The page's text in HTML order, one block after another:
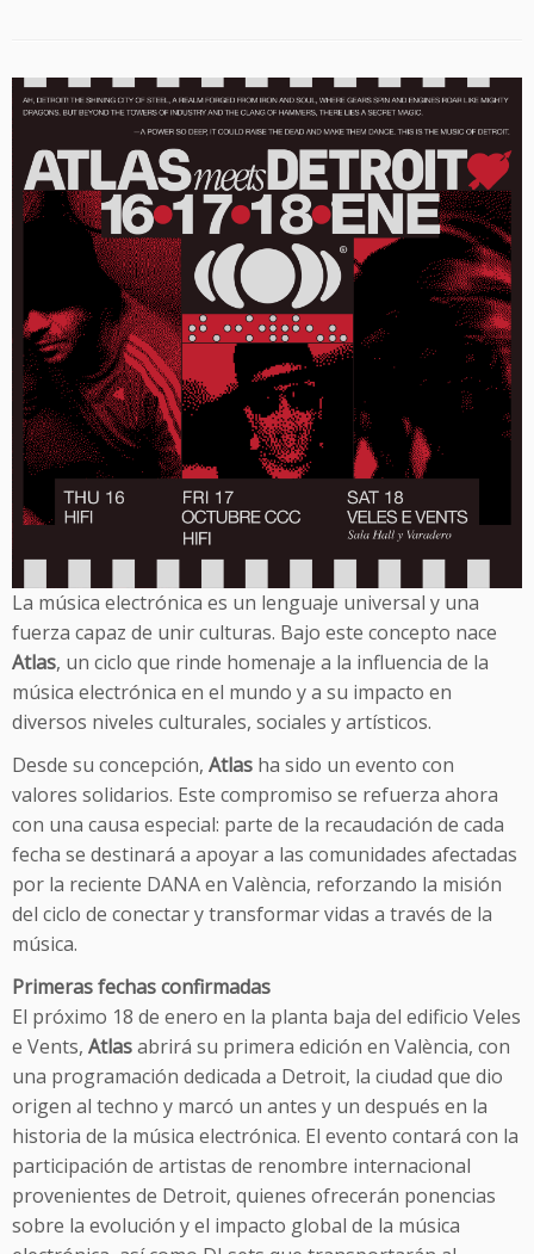
La música electrónica es un lenguaje universal y una
fuerza capaz de unir culturas. Bajo este concepto nace
Atlas, un ciclo que rinde homenaje a la influencia de la
música electrónica en el mundo y a su impacto en
diversos niveles culturales, sociales y artísticos.
Desde su concepción, Atlas ha sido un evento con
valores solidarios. Este compromiso se refuerza ahora
con una causa especial: parte de la recaudación de cada
fecha se destinará a apoyar a las comunidades afectadas
por la reciente DANA en València, reforzando la misión
del ciclo de conectar y transformar vidas a través de la
música.
Primeras fechas confirmadas
El próximo 18 de enero en la planta baja del edificio Veles
e Vents, Atlasabrirá su primera edición en València, con
una programación dedicada a Detroit, la ciudad que dio
origen al techno y marcó un antes y un después en la
historia de la música electrónica. El evento contará con la
participación de artistas de renombre internacional
provenientes de Detroit, quienes ofrecerán ponencias
sobre la evolución y el impacto global de la música